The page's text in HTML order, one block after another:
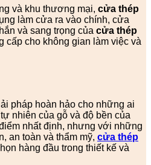
và khu thương mại, cửa thép
làm cửa ra vào chính, cửa
và sang trọng của cửa thép
cấp cho không gian làm việc và
pháp hoàn hảo cho những ai
nhiên của gỗ và độ bền của
nhất định, nhưng với những
an toàn và thẩm mỹ, cửa thép
hàng đầu trong thiết kế và